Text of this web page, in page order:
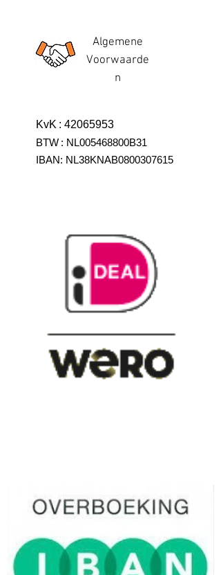
Algemene
Voorwaarde
n
KvK : 42065953
BTW : NL005468800B31
IBAN: NL38KNAB0800307615